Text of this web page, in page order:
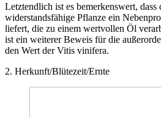
Letztendlich ist es bemerkenswert,
widerstandsfähige Pflanze ein
liefert, die zu einem wertvollen Öl
ist ein weiterer Beweis für die
den Wert der Vitis vinifera.
2. Herkunft/Blütezeit/Ernte